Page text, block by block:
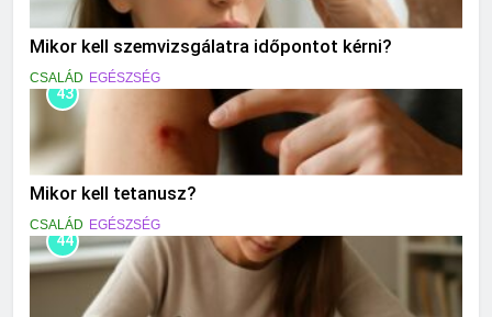
Mikor kell szemvizsgálatra időpontot kérni?
CSALÁD EGÉSZSÉG
43
Mikor kell tetanusz?
CSALÁD EGÉSZSÉG
44